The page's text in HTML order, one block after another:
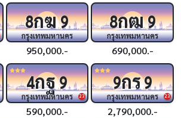
8กฆ9
กรุงเทพมหานคร
950,000.-
8กฒ9
กรุงเทพมหานคร
690,000.-
23
4กฐ9
กรุงเทพมหานคร
590,000.-
23
9กร9
กรุงเทพมหานคร
2,790,000.-